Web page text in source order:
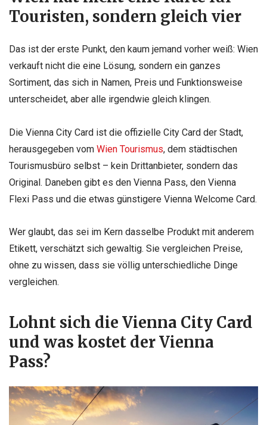
Touristen, sondern gleich vier
Das ist der erste Punkt, den kaum jemand vorher weiß: Wien
verkauft nicht die eine Lösung, sondern ein ganzes
Sortiment, das sich in Namen, Preis und Funktionsweise
unterscheidet, aber alle irgendwie gleich klingen.
Die Vienna City Card ist die offizielle City Card der Stadt,
herausgegeben vom Wien Tourismus, dem städtischen
Tourismusbüro selbst – kein Drittanbieter, sondern das
Original. Daneben gibt es den Vienna Pass, den Vienna
Flexi Pass und die etwas günstigere Vienna Welcome Card.
Wer glaubt, das sei im Kern dasselbe Produkt mit anderem
Etikett, verschätzt sich gewaltig. Sie vergleichen Preise,
ohne zu wissen, dass sie völlig unterschiedliche Dinge
vergleichen.
Lohnt sich die Vienna City Card
und was kostet der Vienna
Pass?